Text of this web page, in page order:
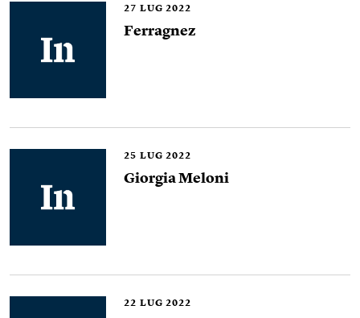
27 LUG 2022
Ferragnez
25 LUG 2022
Giorgia Meloni
22 LUG 2022